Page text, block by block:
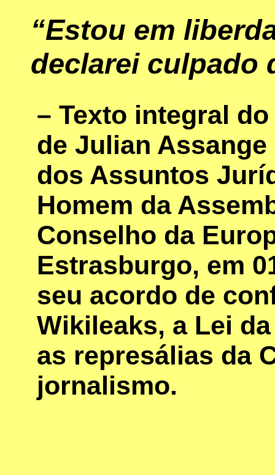
“Estou em
declarei culpado
– Texto integral
de Julian
dos Assuntos
Homem da
Conselho da
Estrasburgo, em
seu acordo de
Wikileaks, a Lei
as represálias da
jornalismo.